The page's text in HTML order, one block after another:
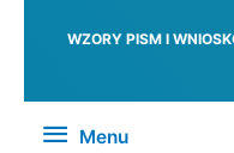
WZORY PISM I
Menu
Menu